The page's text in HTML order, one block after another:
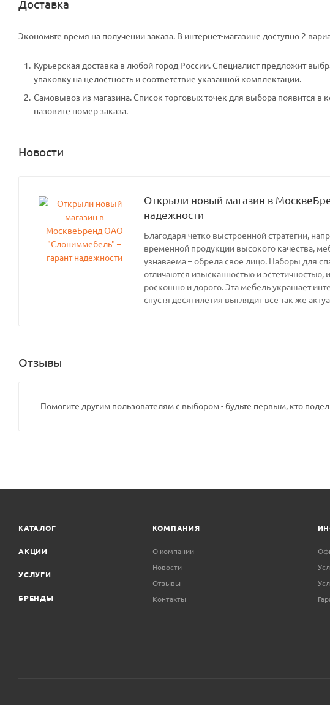
Доставка
Экономьте время на получении заказа. В интернет-магазине доступно 2
Курьерская доставка в любой город России. Специалист предложит
упаковку на целостность и соответствие указанной комплектации.
Самовывоз из магазина. Список торговых точек для выбора появится в
назовите номер заказа.
Новости
Открыли новый магазин в
надежности
Благодаря четко выстроенной стратегии,
временной продукции высокого качества,
узнаваема – обрела свое лицо. Наборы для
отличаются изысканностью и
роскошно и дорого. Эта мебель украшает
спустя десятилетия выглядит все так же
Отзывы
Помогите другим пользователям с выбором - будьте первым, кто
КАТАЛОГ
АКЦИИ
УСЛУГИ
БРЕНДЫ
КОМПАНИЯ
О компании
Новости
Отзывы
Контакты